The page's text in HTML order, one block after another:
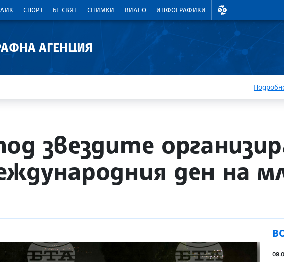
ЛИК СПОРТ БГ СВЯТ СНИМКИ ВИДЕО ИНФОГРАФИКИ
ВАЛУТНИ КУРСОВЕ
АГЕНЦИЯ
звездите
ден на